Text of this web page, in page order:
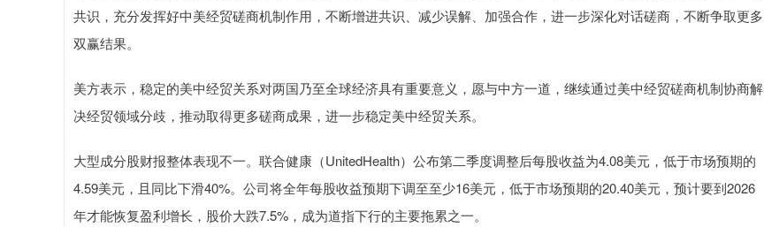
共识，充分发挥好中美经贸磋商机制作用，不断增进共识、减少误解、加强合作，进一步深化对话磋商，不断争取更多
双赢结果。
美方表示，稳定的美中经贸关系对两国乃至全球经济具有重要意义，愿与中方一道，继续通过美中经贸磋商机制协商解
决经贸领域分歧，推动取得更多磋商成果，进一步稳定美中经贸关系。
大型成分股财报整体表现不一。联合健康（UnitedHealth）公布第二季度调整后每股收益为4.08美元，低于市场预期的
4.59美元，且同比下滑40%。公司将全年每股收益预期下调至至少16美元，低于市场预期的20.40美元，预计要到2026
年才能恢复盈利增长，股价大跌7.5%，成为道指下行的主要拖累之一。